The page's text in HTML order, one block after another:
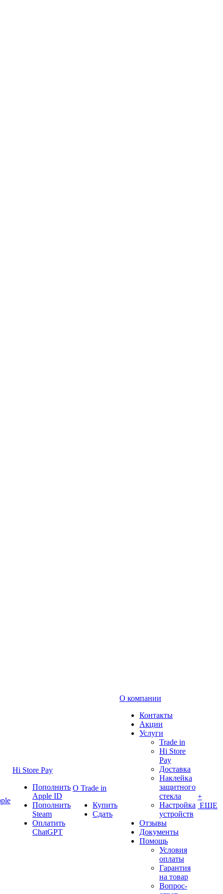
Hi Store Pay
Пополнить
Apple ID
Пополнить
Steam
Оплатить
ChatGPT
О Trade in
Купить
Сдать
О компании
Контакты
Акции
Услуги
Trade in
Hi Store
Pay
Доставка
Наклейка
защитного
стекла
Настройка
устройств
Отзывы
Документы
Помощь
Условия
оплаты
Гарантия
на товар
Вопрос-
+
ЕЩЕ